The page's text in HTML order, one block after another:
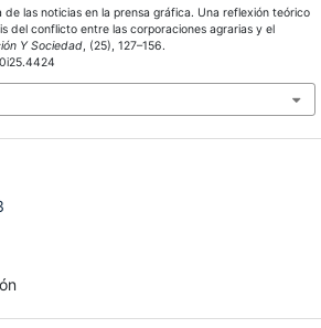
de las noticias en la prensa gráfica. Una reflexión teórico
del conflicto entre las corporaciones agrarias y el
Y Sociedad, (25), 127–156.